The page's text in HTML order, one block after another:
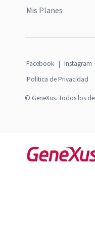
Mis Planes
Facebook | Instagram
Política de Privacidad
© GeneXus. Todos los